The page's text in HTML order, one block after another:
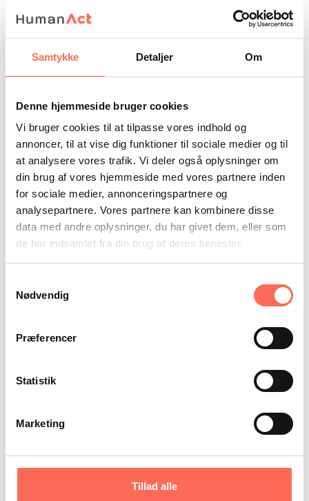
Samtykke Detaljer Om
Denne hjemmeside bruger cookies
Vi bruger cookies til at tilpasse vores indhold og
annoncer, til at vise dig funktioner til sociale medier og til
at analysere vores trafik. Vi deler også oplysninger om
din brug af vores hjemmeside med vores partnere inden
for sociale medier, annonceringspartnere og
analysepartnere. Vores partnere kan kombinere disse
data med andre oplysninger, du har givet dem, eller som
de har indsamlet fra din brug af deres tjenester.
Nødvendig
Præferencer
Statistik
Marketing
Tillad alle
Kontakt HumanAct for
yderligere information
Navn:
Email:
Besked og telefonnummer:
Send besked Tak #, din besked er sendt!
Artikler om almen praksis
DUP – trivsel og samarbejde i almen
praksis
udvikle trivsel og samarbejde i almen lægepraksis.